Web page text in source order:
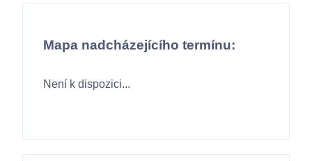
Mapa nadcházejícího termínu:
Není k dispozici...